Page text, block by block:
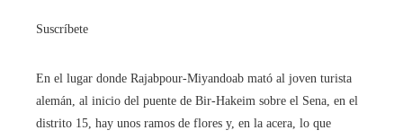
Suscríbete
En el lugar donde Rajabpour-Miyandoab mató al joven turista
alemán, al inicio del puente de Bir-Hakeim sobre el Sena, en el
distrito 15, hay unos ramos de flores y, en la acera, lo que